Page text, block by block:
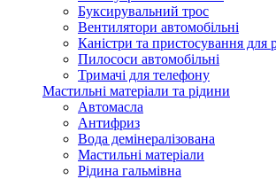
Буксирувальний трос
Вентилятори автомобільні
Каністри та пристосування для
Пилососи автомобільні
Тримачі для телефону
Мастильні матеріали та рідини
Автомасла
Антифриз
Вода демінералізована
Мастильні матеріали
Рідина гальмівна